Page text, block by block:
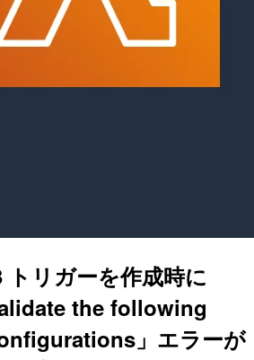
リガーを作成時に
the following
」エラーが